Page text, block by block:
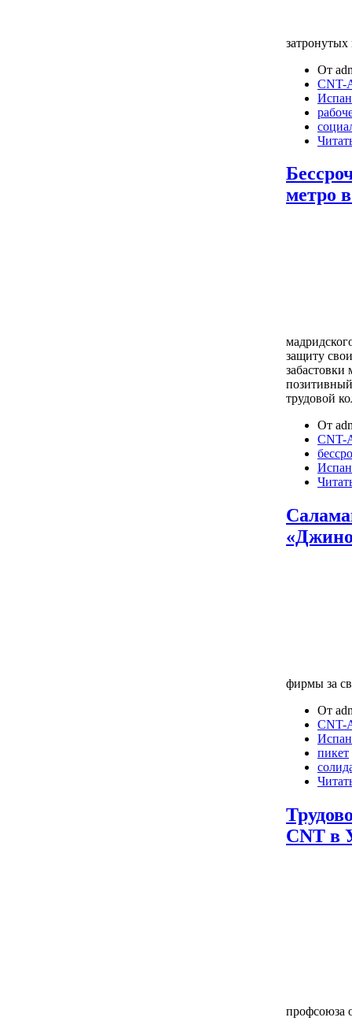
От
CNT-
метро
защиту
трудовой
От
CNT-
фирмы за
От
CNT-
пикет
CNT в
профсоюза